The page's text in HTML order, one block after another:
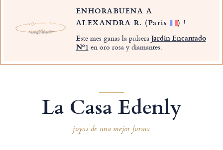
ENHORABUENA A
ALEXANDRA R. (Paris ) !
Este mes ganas la pulseraJardín Encantado
Nº1 en oro rosa y diamantes.
La Casa Edenly
joyas de una mejor forma